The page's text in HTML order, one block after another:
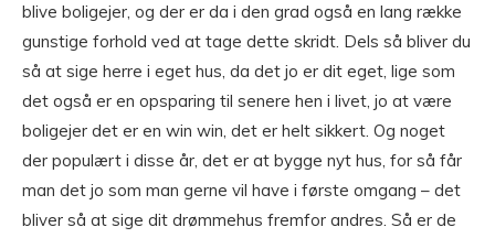
blive boligejer, og der er da i den grad også en lang række
gunstige forhold ved at tage dette skridt. Dels så bliver du
så at sige herre i eget hus, da det jo er dit eget, lige som
det også er en opsparing til senere hen i livet, jo at være
boligejer det er en win win, det er helt sikkert. Og noget
der populært i disse år, det er at bygge nyt hus, for så får
man det jo som man gerne vil have i første omgang – det
bliver så at sige dit drømmehus fremfor andres. Så er de